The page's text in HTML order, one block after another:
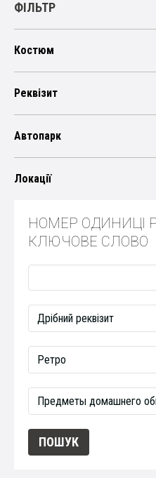
ФІЛЬТР
Костюм
Реквізит
Автопарк
Локації
НОМЕР ОДИНИЦІ
КЛЮЧОВЕ СЛОВО